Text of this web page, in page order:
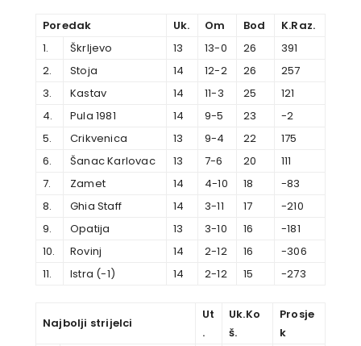
Poredak Uk. Om Bod
K.Raz.
1.
Škrljevo 13 13-0 26
391
2.
Stoja 14 12-2 26
257
3.
Kastav 14 11-3 25
121
4.
Pula 1981 14 9-5 23
-2
5.
Crikvenica 13 9-4 22
175
6.
Šanac Karlovac 13 7-6 20
111
7.
Zamet 14 4-10 18
-83
8.
Ghia Staff 14 3-11 17
-210
9.
Opatija 13 3-10 16
-181
10.
Rovinj 14 2-12 16
-306
11.
Istra (-1) 14 2-12 15 -273
Najbolji strijelci
Ut
.
Uk.Ko
š.
Prosje
k